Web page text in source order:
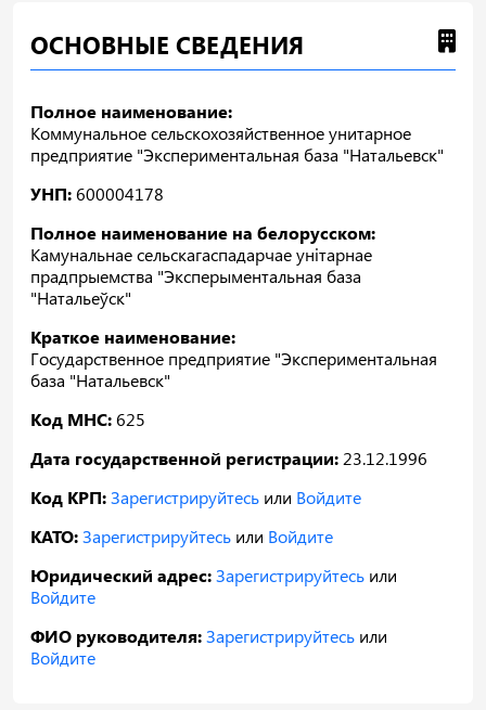
ОСНОВНЫЕ СВЕДЕНИЯ
Полное наименование:
Коммунальное сельскохозяйственное унитарное
предприятие "Экспериментальная база "Натальевск"
УНП:600004178
Полное наименование на белорусском:
Камунальнае сельскагаспадарчае унітарнае
прадпрыемства "Эксперыментальная база
"Натальеўск"
Краткое наименование:
Государственное предприятие "Экспериментальная
база "Натальевск"
Код МНС:625
Дата государственной регистрации: 23.12.1996
Код КРП:Зарегистрируйтесь или Войдите
КАТО:Зарегистрируйтесь или Войдите
Юридический адрес:Зарегистрируйтесь или
Войдите
ФИО руководителя:Зарегистрируйтесь или
Войдите